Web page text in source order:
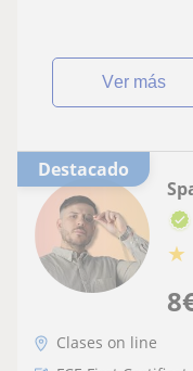
ver más
Destacado
8
★
Clases on line